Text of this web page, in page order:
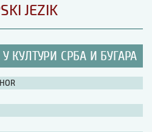
JEZIK
КУЛТУРИ СРБА И БУГАРА